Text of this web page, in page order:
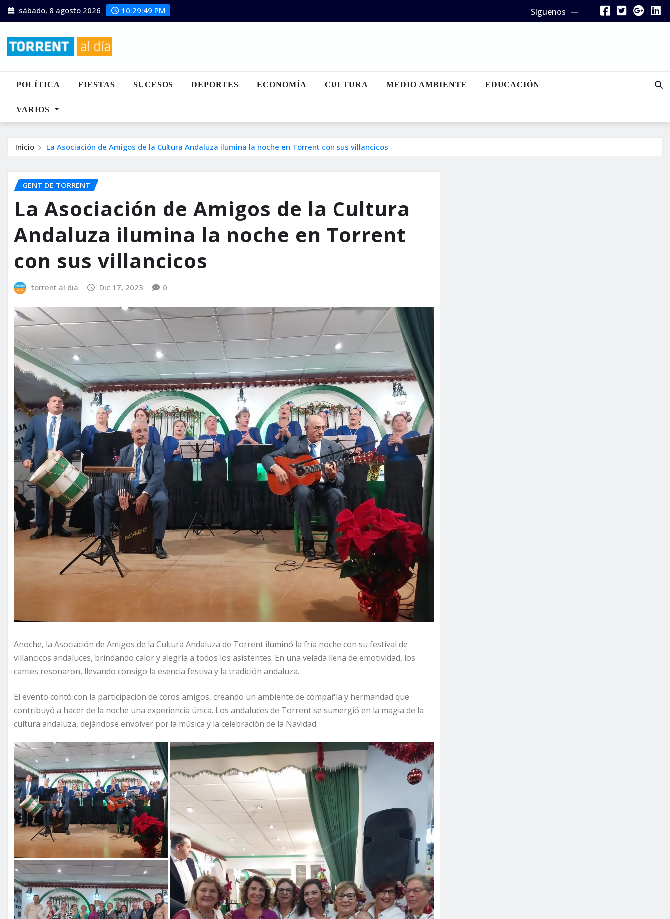
Saltar
al
sábado, 8 agosto 2026 10:29:51 PM Síguenos
POLÍTICA FIESTAS SUCESOS DEPORTES ECONOMÍA CULTURA MEDIO AMBIENTE EDUCACIÓN
VARIOS
Inicio La Asociación de Amigos de la Cultura Andaluza ilumina la noche en Torrent con sus villancicos
GENT DE TORRENT
La Asociación de Amigos de la Cultura
Andaluza ilumina la noche en Torrent
con sus villancicos
torrent al dia Dic 17, 2023 0
Anoche, la Asociación de Amigos de la Cultura Andaluza de Torrent iluminó la fría noche con su festival de
villancicos andaluces, brindando calor y alegría a todos los asistentes. En una velada llena de emotividad, los
cantes resonaron, llevando consigo la esencia festiva y la tradición andaluza.
El evento contó con la participación de coros amigos, creando un ambiente de compañía y hermandad que
contribuyó a hacer de la noche una experiencia única. Los andaluces de Torrent se sumergió en la magia de la
cultura andaluza, dejándose envolver por la música y la celebración de la Navidad.